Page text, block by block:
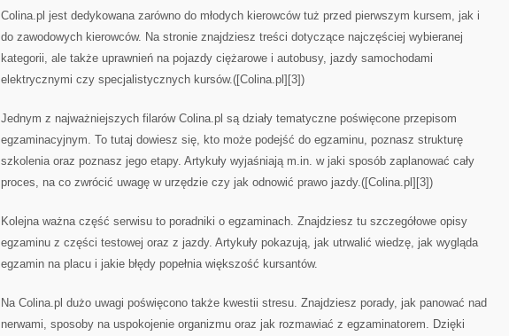
Colina.pl jest dedykowana zarówno do młodych kierowców tuż przed pierwszym kursem, jak i
do zawodowych kierowców. Na stronie znajdziesz treści dotyczące najczęściej wybieranej
kategorii, ale także uprawnień na pojazdy ciężarowe i autobusy, jazdy samochodami
elektrycznymi czy specjalistycznych kursów.([Colina.pl][3])
Jednym z najważniejszych filarów Colina.pl są działy tematyczne poświęcone przepisom
egzaminacyjnym. To tutaj dowiesz się, kto może podejść do egzaminu, poznasz strukturę
szkolenia oraz poznasz jego etapy. Artykuły wyjaśniają m.in. w jaki sposób zaplanować cały
proces, na co zwrócić uwagę w urzędzie czy jak odnowić prawo jazdy.([Colina.pl][3])
Kolejna ważna część serwisu to poradniki o egzaminach. Znajdziesz tu szczegółowe opisy
egzaminu z części testowej oraz z jazdy. Artykuły pokazują, jak utrwalić wiedzę, jak wygląda
egzamin na placu i jakie błędy popełnia większość kursantów.
Na Colina.pl dużo uwagi poświęcono także kwestii stresu. Znajdziesz porady, jak panować nad
nerwami, sposoby na uspokojenie organizmu oraz jak rozmawiać z egzaminatorem. Dzięki